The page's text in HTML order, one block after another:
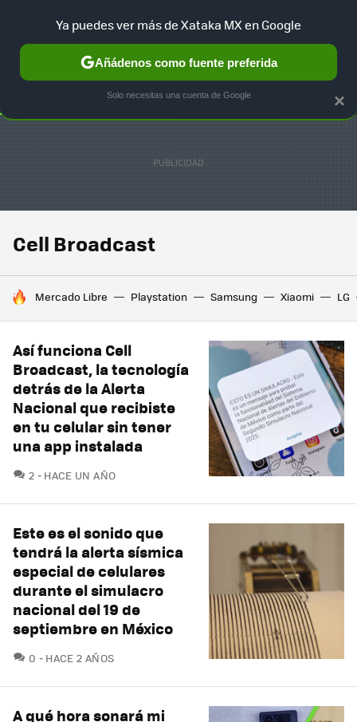
SELECCIÓN GAMING HOME AUTO TERRITORIO
Cell Broadcast
HOY SE HABLA DE
Mercado Libre Playstation Samsung Xiaomi LG
Así funciona Cell
Broadcast, la tecnología
detrás de la Alerta
Nacional que recibiste
en tu celular sin tener
una app instalada
2 COMENTARIOS
HACE UN AÑO
Este es el sonido que
tendrá la alerta sísmica
especial de celulares
durante el simulacro
nacional del 19 de
septiembre en México
0 COMENTARIOS
HACE 2 AÑOS
A qué hora sonará mi
×
Ya puedes ver más de Xataka MX en Google
Añádenos como fuente preferida
Solo necesitas una cuenta de Google